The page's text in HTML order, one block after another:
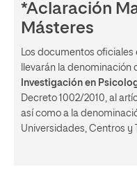
*Aclaración
Másteres
Los documentos
llevarán la denominación
Investigación en
Decreto 1002/2010, al
así como a la
Universidades, Centros y